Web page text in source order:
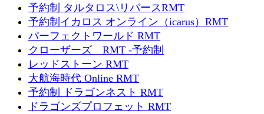
予約制 タルタロス\リバースRMT
予約制イカロス オンライン（icarus）RMT
パーフェクトワールド RMT
クローザーズ RMT -予約制
レッドストーン RMT
大航海時代 Online RMT
予約制 ドラゴンネスト RMT
ドラゴンズプロフェット RMT